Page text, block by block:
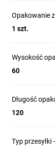
Opakowanie
1 szt.
Wysokość
60
Długość
120
Typ przesyłki